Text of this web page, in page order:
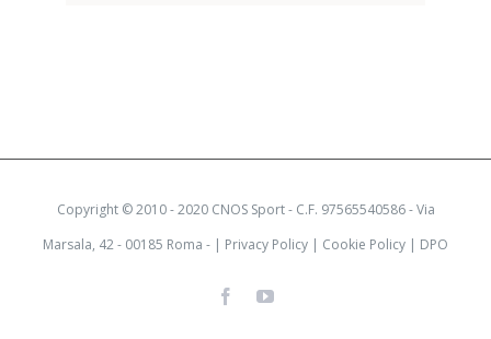
Copyright © 2010 - 2020 CNOS Sport - C.F. 97565540586 - Via
Marsala, 42 - 00185 Roma - | Privacy Policy | Cookie Policy | DPO
FacebookYouTube